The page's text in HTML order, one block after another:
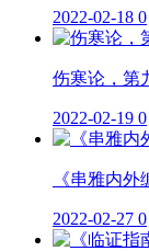
2022-02-18 0
伤寒论，第
2022-02-19 0
《串雅内外
2022-02-27 0